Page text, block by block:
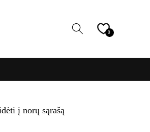
0
į norų sąrašą